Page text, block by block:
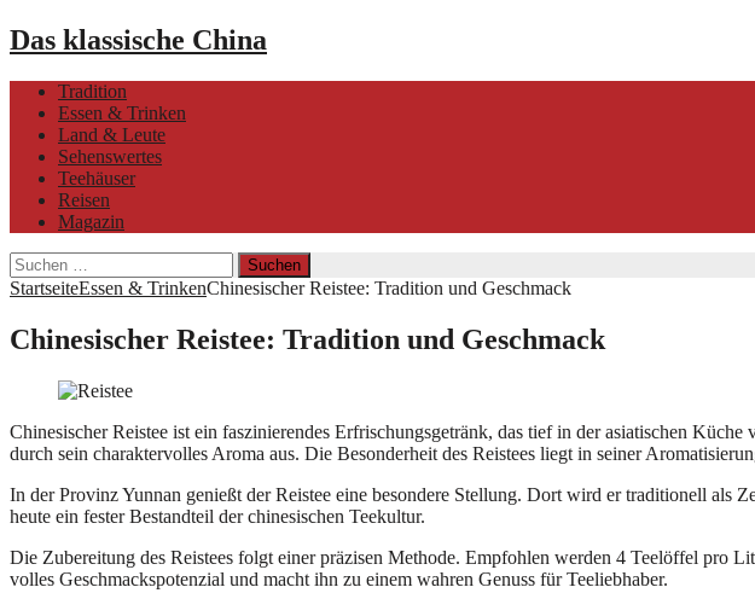
Das klassische China
Tradition
Essen & Trinken
Land & Leute
Sehenswertes
Teehäuser
Reisen
Magazin
Suchen
nach:
StartseiteEssen & TrinkenChinesischer Reistee: Tradition und Geschmack
Chinesischer Reistee: Tradition und Geschmack
Chinesischer Reistee ist ein faszinierendes Erfrischungsgetränk, das tief in der asiatischen
durch sein charaktervolles Aroma aus. Die Besonderheit des Reistees liegt in seiner
In der Provinz Yunnan genießt der Reistee eine besondere Stellung. Dort wird er traditionell als
heute ein fester Bestandteil der chinesischen Teekultur.
Die Zubereitung des Reistees folgt einer präzisen Methode. Empfohlen werden 4 Teelöffel pro
volles Geschmackspotenzial und macht ihn zu einem wahren Genuss für Teeliebhaber.